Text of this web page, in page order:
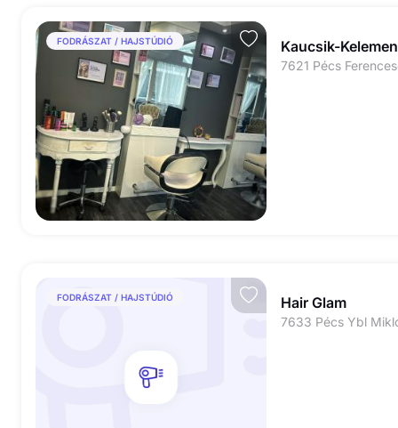
FODRÁSZAT / HAJSTÚDIÓ Kaucsik-
7621 Pécs
FODRÁSZAT / HAJSTÚDIÓ Hair Glam
7633 Pécs Ybl